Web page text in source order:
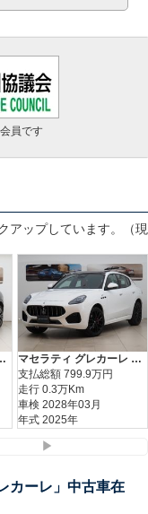
員です
アップしています。（現
ベースグレード
マセラティ グレカーレ インテルニ・ロッシリミテッドパッケージ
支払総額 799.9万円
走行 0.3万Km
車検 2028年03月
年式 2025年
▶
カーレ」中古車在